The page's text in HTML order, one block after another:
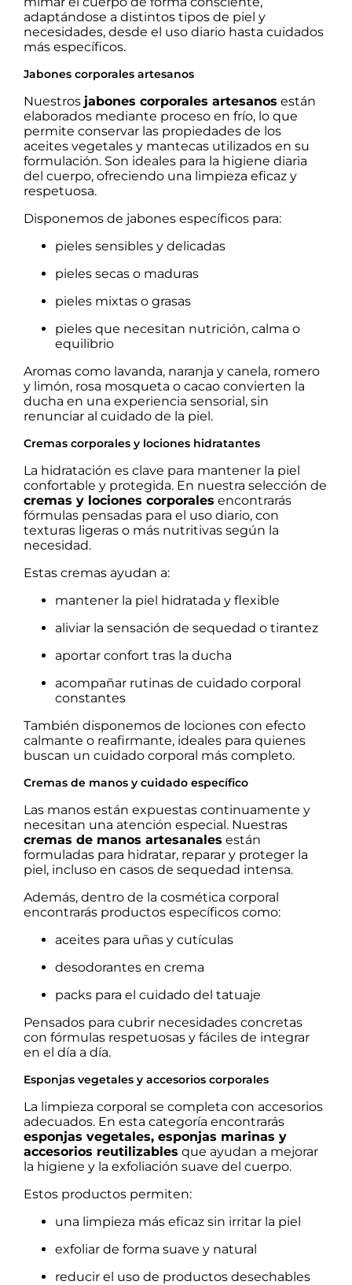
adaptándose a distintos tipos de piel y
necesidades, desde el uso diario hasta cuidados
más específicos.
Jabones corporales artesanos
Nuestros jabones corporales artesanos están
elaborados mediante proceso en frío, lo que
permite conservar las propiedades de los
aceites vegetales y mantecas utilizados en su
formulación. Son ideales para la higiene diaria
del cuerpo, ofreciendo una limpieza eficaz y
respetuosa.
Disponemos de jabones específicos para:
pieles sensibles y delicadas
pieles secas o maduras
pieles mixtas o grasas
pieles que necesitan nutrición, calma o
equilibrio
Aromas como lavanda, naranja y canela, romero
y limón, rosa mosqueta o cacao convierten la
ducha en una experiencia sensorial, sin
renunciar al cuidado de la piel.
Cremas corporales y lociones hidratantes
La hidratación es clave para mantener la piel
confortable y protegida. En nuestra selección de
cremas y lociones corporales encontrarás
fórmulas pensadas para el uso diario, con
texturas ligeras o más nutritivas según la
necesidad.
Estas cremas ayudan a:
mantener la piel hidratada y flexible
aliviar la sensación de sequedad o tirantez
aportar confort tras la ducha
acompañar rutinas de cuidado corporal
constantes
También disponemos de lociones con efecto
calmante o reafirmante, ideales para quienes
buscan un cuidado corporal más completo.
Cremas de manos y cuidado específico
Las manos están expuestas continuamente y
necesitan una atención especial. Nuestras
cremas de manos artesanales están
formuladas para hidratar, reparar y proteger la
piel, incluso en casos de sequedad intensa.
Además, dentro de la cosmética corporal
encontrarás productos específicos como:
aceites para uñas y cutículas
desodorantes en crema
packs para el cuidado del tatuaje
Pensados para cubrir necesidades concretas
con fórmulas respetuosas y fáciles de integrar
en el día a día.
Esponjas vegetales y accesorios corporales
La limpieza corporal se completa con accesorios
adecuados. En esta categoría encontrarás
esponjas vegetales, esponjas marinas y
accesorios reutilizables que ayudan a mejorar
la higiene y la exfoliación suave del cuerpo.
Estos productos permiten:
una limpieza más eficaz sin irritar la piel
exfoliar de forma suave y natural
reducir el uso de productos desechables